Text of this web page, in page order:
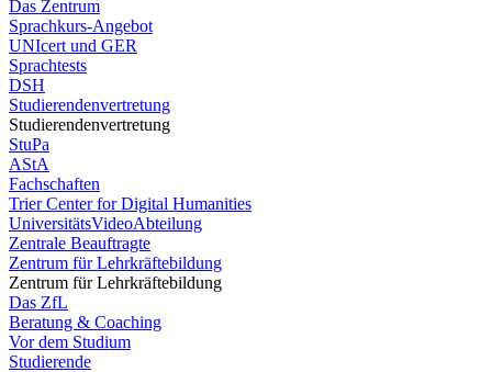
Das Zentrum
Sprachkurs-Angebot
UNIcert und GER
Sprachtests
DSH
Studierendenvertretung
Studierendenvertretung
StuPa
AStA
Fachschaften
Trier Center for Digital Humanities
UniversitätsVideoAbteilung
Zentrale Beauftragte
Zentrum für Lehrkräftebildung
Zentrum für Lehrkräftebildung
Das ZfL
Beratung & Coaching
Vor dem Studium
Studierende